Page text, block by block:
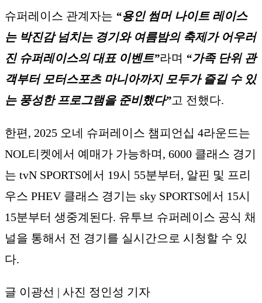
슈퍼레이스 관계자는 “용인 썸머 나이트 레이스
는 박진감 넘치는 경기와 여름밤의 축제가 어우러
진 슈퍼레이스의 대표 이벤트”라며 “가족 단위 관
객부터 모터스포츠 마니아까지 모두가 즐길 수 있
는 풍성한 프로그램을 준비했다”고 전했다.
한편, 2025 오네 슈퍼레이스 챔피언십 4라운드는
NOL티켓에서 예매가 가능하며, 6000 클래스 경기
는 tvN SPORTS에서 19시 55분부터, 알핀 및 프리
우스 PHEV 클래스 경기는 sky SPORTS에서 15시
15분부터 생중계된다. 유투브 슈퍼레이스 공식 채
널을 통해서 전 경기를 실시간으로 시청할 수 있
다.
글 이광선 | 사진 정인성 기자